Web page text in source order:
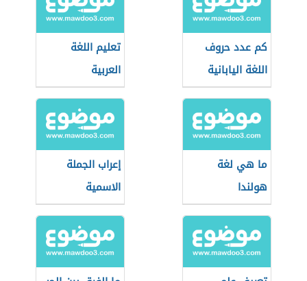
كم عدد حروف
اللغة اليابانية
تعليم اللغة
العربية
ما هي لغة
هولندا
إعراب الجملة
الاسمية